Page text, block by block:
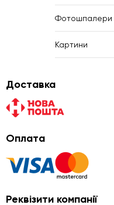
Фотошпалери
Картини
Доставка
Оплата
Реквізити компанії